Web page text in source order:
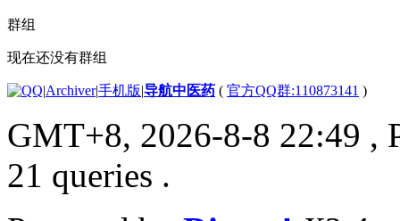
群组
现在还没有群组
|Archiver|手机版|导航中医药 ( 官方QQ群:110873141 )
GMT+8, 2026-8-8 22:49 ,
21 queries .